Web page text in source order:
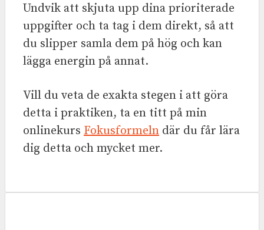
Undvik att skjuta upp dina prioriterade
uppgifter och ta tag i dem direkt, så att
du slipper samla dem på hög och kan
lägga energin på annat.
Vill du veta de exakta stegen i att göra
detta i praktiken, ta en titt på min
onlinekurs Fokusformeln där du får lära
dig detta och mycket mer.